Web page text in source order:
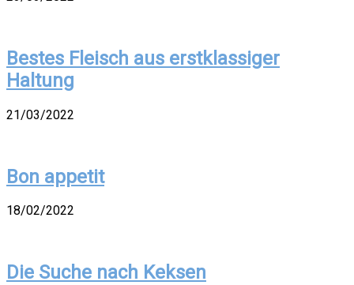
Bestes Fleisch aus erstklassiger
Haltung
21/03/2022
Bon appetit
18/02/2022
Die Suche nach Keksen